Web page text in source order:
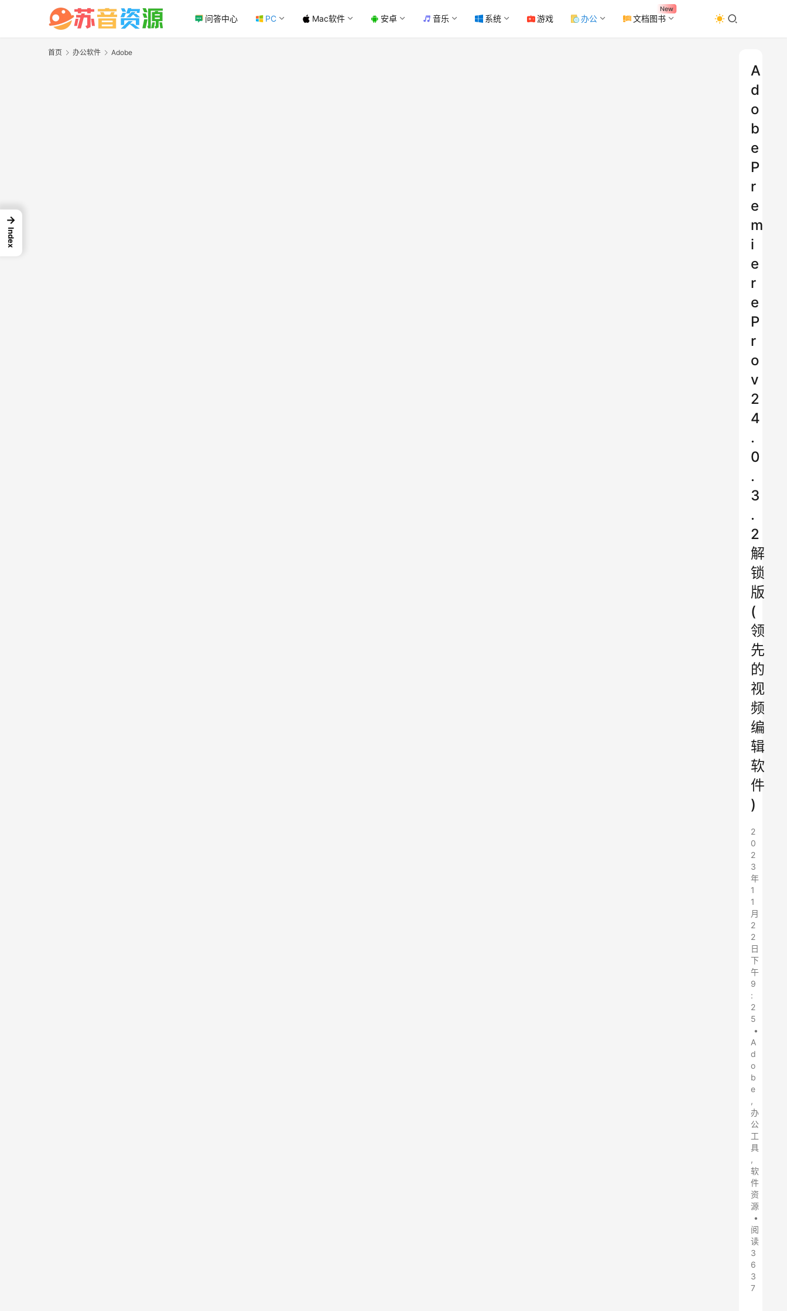
问答中心 PC Mac软件 安卓 音乐 系统 游戏 办公 文档图书
New
首页 办公软件 Adobe
A
d
o
b
e
P
r
e
m
i
e
r
e
P
r
o
v
2
4
.
0
.
3
.
2
解
锁
版
(
领
先
的
视
频
编
辑
软
件
)
2
0
2
3
年
1
1
月
2
2
日
下
午
9
:
2
5
•
A
d
o
b
e
,
办
公
工
具
,
软
件
资
源
•
阅
读
3
6
3
7
→
Index